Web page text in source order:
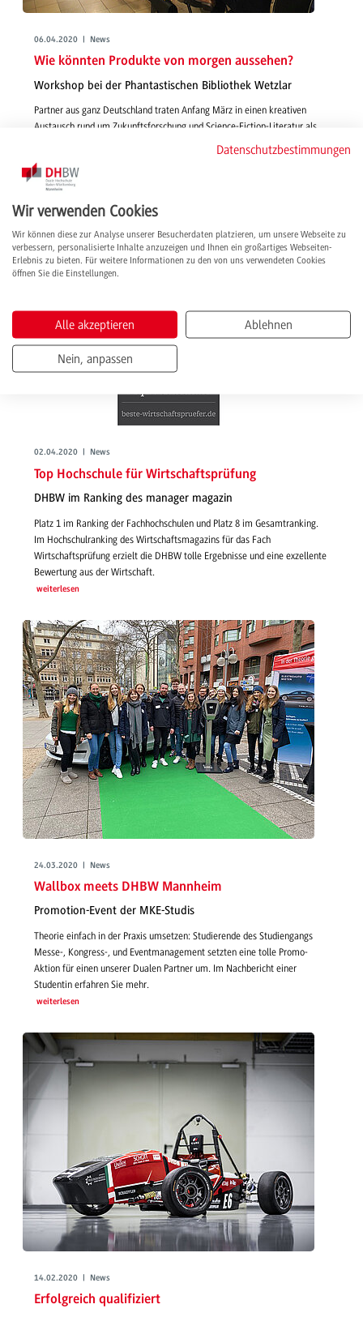
06.04.2020 | News
Wie könnten Produkte von morgen aussehen?
Workshop bei der Phantastischen Bibliothek Wetzlar
Partner aus ganz Deutschland traten Anfang März in einen kreativen
Austausch rund um Zukunftsforschung und Science-Fiction-Literatur als
Impulsgeberin für zukünftige Produkte und Produktionsprozesse.
weiterlesen
02.04.2020 | News
Top Hochschule für Wirtschaftsprüfung
DHBW im Ranking des manager magazin
Platz 1 im Ranking der Fachhochschulen und Platz 8 im Gesamtranking.
Im Hochschulranking des Wirtschaftsmagazins für das Fach
Wirtschaftsprüfung erzielt die DHBW tolle Ergebnisse und eine exzellente
Bewertung aus der Wirtschaft.
weiterlesen
24.03.2020 | News
Wallbox meets DHBW Mannheim
Promotion-Event der MKE-Studis
Theorie einfach in der Praxis umsetzen: Studierende des Studiengangs
Messe-, Kongress-, und Eventmanagement setzten eine tolle Promo-
Aktion für einen unserer Dualen Partner um. Im Nachbericht einer
Studentin erfahren Sie mehr.
weiterlesen
14.02.2020 | News
Erfolgreich qualifiziert
Datenschutzbestimmungen
Wir verwenden Cookies
Wir können diese zur Analyse unserer Besucherdaten platzieren, um unsere Webseite zu
verbessern, personalisierte Inhalte anzuzeigen und Ihnen ein großartiges Webseiten-
Erlebnis zu bieten. Für weitere Informationen zu den von uns verwendeten Cookies
öffnen Sie die Einstellungen.
Alle akzeptieren Ablehnen
Nein, anpassen